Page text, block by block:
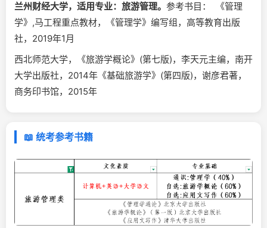
兰州财经大学，适用专业：旅游管理。 参考书目： 《管理
学》,马工程重点教材，《管理学》编写组，高等教育出版
社，2019年1月
西北师范大学，《旅游学概论》(第七版)，李天元主编，南开
大学出版社，2014年《基础旅游学》(第四版)，谢彦君著，
商务印书馆，2015年
📖 统考参考书籍